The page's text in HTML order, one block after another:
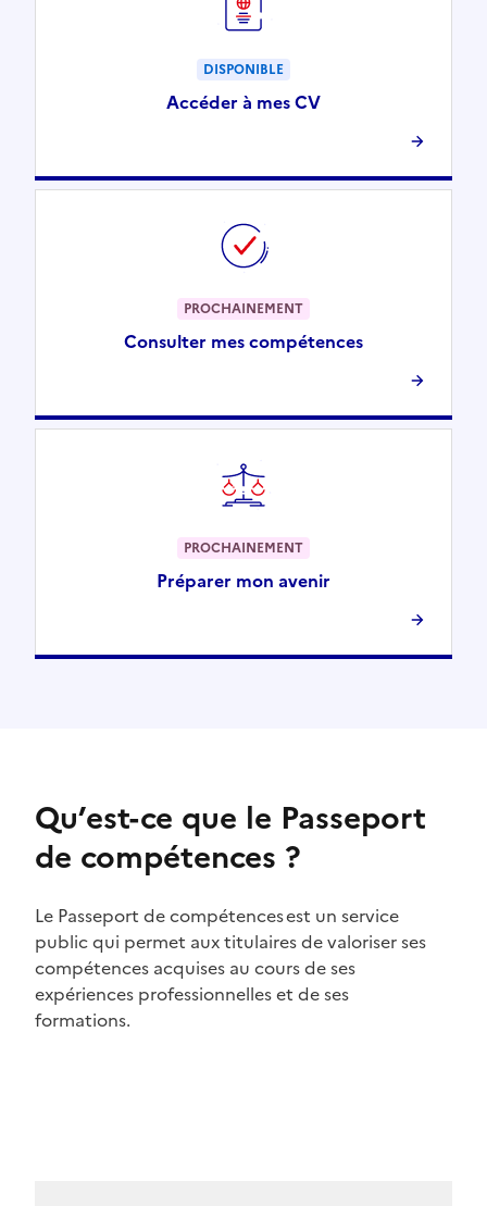
Accéder à mes CV
DISPONIBLE
Consulter mes compétences
PROCHAINEMENT
Préparer mon avenir
PROCHAINEMENT
Qu’est-ce que le Passeport
de compétences ?
Le Passeport de compétences est un service
public qui permet aux titulaires de valoriser ses
compétences acquises au cours de ses
expériences professionnelles et de ses
formations.